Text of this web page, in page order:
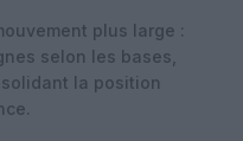
plus large :
selon les bases,
la position